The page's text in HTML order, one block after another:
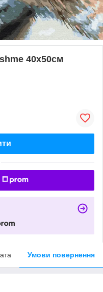
40x50см
Умови повернення